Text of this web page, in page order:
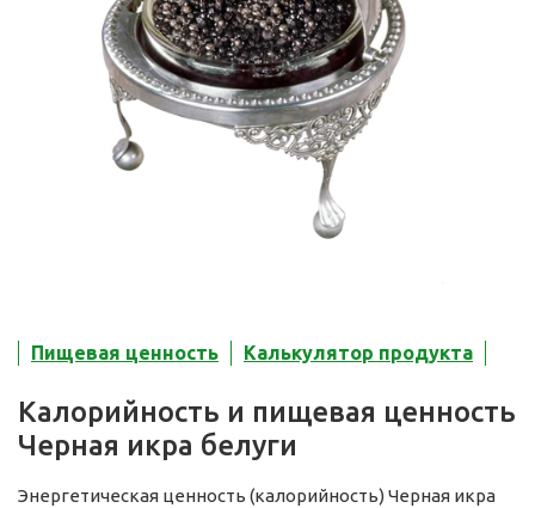
Пищевая ценность Калькулятор продукта
Калорийность и пищевая ценность
Черная икра белуги
Энергетическая ценность (калорийность) Черная икра